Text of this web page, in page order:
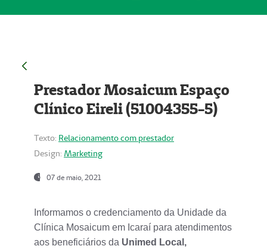
Prestador Mosaicum Espaço
Clínico Eireli (51004355-5)
Texto: Relacionamento com prestador
Design: Marketing
07 de maio, 2021
Informamos o credenciamento da Unidade da
Clínica Mosaicum em Icaraí para atendimentos
aos beneficiários da Unimed Local,